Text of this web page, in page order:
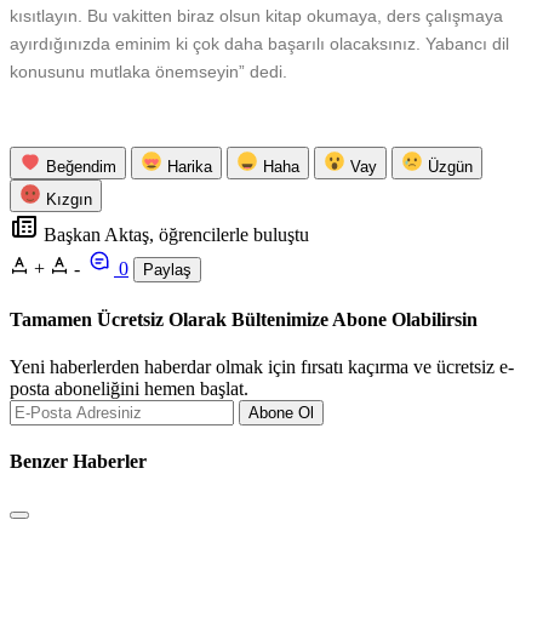
kısıtlayın. Bu vakitten biraz olsun kitap okumaya, ders çalışmaya
ayırdığınızda eminim ki çok daha başarılı olacaksınız. Yabancı dil
konusunu mutlaka önemseyin” dedi.
Beğendim Harika Haha Vay
Üzgün
Kızgın
Başkan Aktaş, öğrencilerle buluştu
+
- 0 Paylaş
Tamamen Ücretsiz Olarak Bültenimize Abone Olabilirsin
Yeni haberlerden haberdar olmak için fırsatı kaçırma ve ücretsiz e-
posta aboneliğini hemen başlat.
Abone Ol
Benzer Haberler